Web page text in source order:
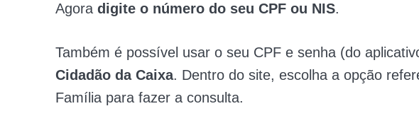
Agora digite o número do seu CPF ou NIS.
Também é possível usar o seu CPF e senha (do
Cidadão da Caixa. Dentro do site, escolha a opção
Família para fazer a consulta.